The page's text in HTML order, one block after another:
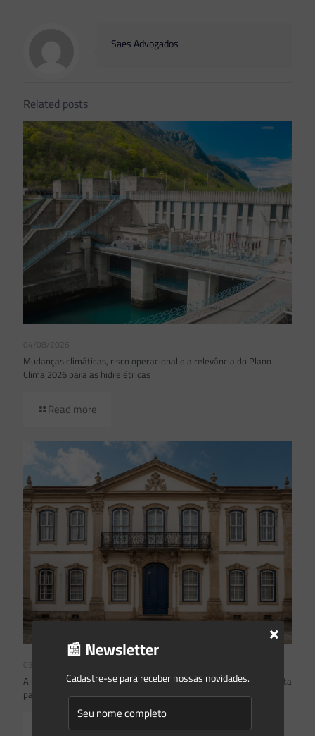
Saes Advogados
Related posts
04/08/2026
Mudanças climáticas, risco operacional e a relevância do Plano
Clima 2026 para as hidrelétricas
Read more
A inclusão de imóvel em inventário de patrimônio cultural não basta
para impor restrições ao direito de propriedade:
Read more
📰 Newsletter
Cadastre-se para receber nossas novidades.
×